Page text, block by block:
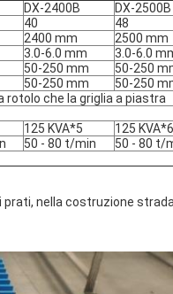
DX-2400B
DX-2500B
40
48
2400 mm
2500 mm
3.0-6.0 mm
3.0-6.0
50-250 mm
50-250
50-250 mm
50-250
rotolo che la griglia a piastra
125 KVA*5
125 KVA*6
50 - 80 t/min
50 - 80 t/
nella costruzione